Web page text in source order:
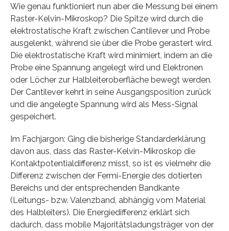
Wie genau funktioniert nun aber die Messung bei einem
Raster-Kelvin-Mikroskop? Die Spitze wird durch die
elektrostatische Kraft zwischen Cantilever und Probe
ausgelenkt, während sie über die Probe gerastert wird.
Die elektrostatische Kraft wird minimiert, indem an die
Probe eine Spannung angelegt wird und Elektronen
oder Löcher zur Halbleiteroberfläche bewegt werden.
Der Cantilever kehrt in seine Ausgangsposition zurück
und die angelegte Spannung wird als Mess-Signal
gespeichert.
Im Fachjargon: Ging die bisherige Standarderklärung
davon aus, dass das Raster-Kelvin-Mikroskop die
Kontaktpotentialdifferenz misst, so ist es vielmehr die
Differenz zwischen der Fermi-Energie des dotierten
Bereichs und der entsprechenden Bandkante
(Leitungs- bzw. Valenzband, abhängig vom Material
des Halbleiters). Die Energiedifferenz erklärt sich
dadurch, dass mobile Majoritätsladungsträger von der